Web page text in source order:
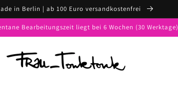
in Berlin | ab 100 Euro versandkostenfrei
Bearbeitungszeit liegt bei 6 Wochen (30